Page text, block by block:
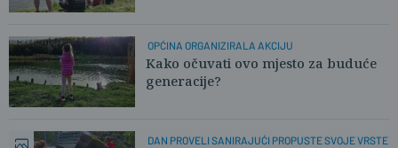
OPĆINA ORGANIZIRALA AKCIJU
Kako očuvati ovo mjesto za buduće
generacije?
DAN PROVELI SANIRAJUĆI PROPUSTE SVOJE VRSTE